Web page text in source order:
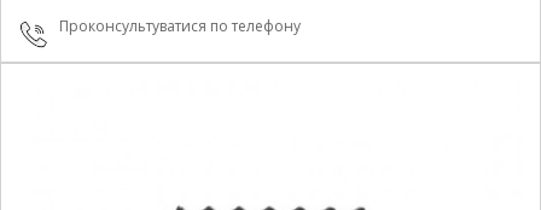
Проконсультуватися по телефону